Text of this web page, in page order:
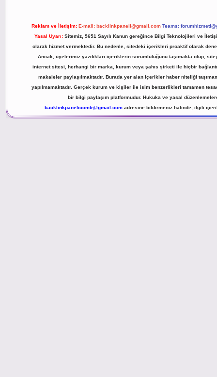
Reklam ve İletişim: E-mail: backlinkpaneli@gmail.com Teams:
Yasal Uyarı:Sitemiz, 5651 Sayılı Kanun gereğince Bilgi Teknolojileri ve
olarak hizmet vermektedir. Bu nedenle, sitedeki içerikleri proaktif olarak
Ancak, üyelerimiz yazdıkları içeriklerin sorumluluğunu taşımakta olup,
internet sitesi, herhangi bir marka, kurum veya şahıs şirketi ile hiçbir
makaleler paylaşılmaktadır. Burada yer alan içerikler haber niteliği
yapılmamaktadır. Gerçek kurum ve kişiler ile isim benzerlikleri tamamen
bir bilgi paylaşım platformudur. Hukuka ve yasal
backlinkpanelicomtr@gmail.com adresine bildirmeniz halinde, ilgili